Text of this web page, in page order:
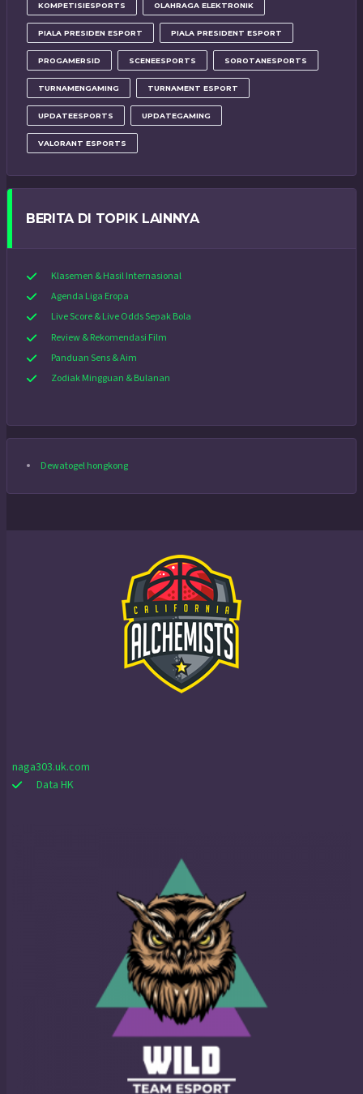
KOMPETISIESPORTS OLAHRAGA ELEKTRONIK
PIALA PRESIDEN ESPORT PIALA PRESIDENT ESPORT
PROGAMERSID SCENEESPORTS SOROTANESPORTS
TURNAMENGAMING TURNAMENT ESPORT
UPDATEESPORTS UPDATEGAMING
VALORANT ESPORTS
BERITA DI TOPIK LAINNYA
Klasemen & Hasil Internasional
Agenda Liga Eropa
Live Score & Live Odds Sepak Bola
Review & Rekomendasi Film
Panduan Sens & Aim
Zodiak Mingguan & Bulanan
Dewatogel hongkong
naga303.uk.com
Data HK